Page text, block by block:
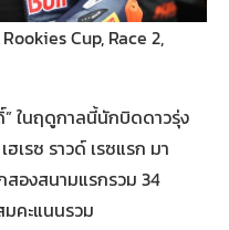
Cup, Race 2,
ในฤดูกาลนี้นักบิดดาวรุ่ง
เรซ ราวด์ เรซแรก มา
องสนามแรกรวม 34
คะแนนรวม